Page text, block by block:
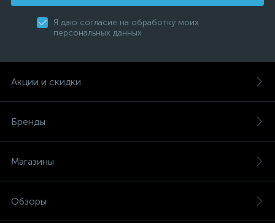
Я даю согласие на обработку моих
персональных данных
Акции и скидки
Бренды
Магазины
Обзоры